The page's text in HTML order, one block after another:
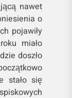
nawet
o
pojawiły
miało
doszło
stało się